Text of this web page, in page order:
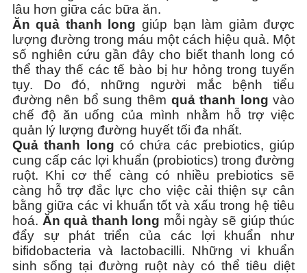
lâu hơn giữa các bữa ăn.
Ăn quả thanh long giúp bạn làm giảm được
lượng đường trong máu một cách hiệu quả. Một
số nghiên cứu gần đây cho biết thanh long có
thể thay thế các tế bào bị hư hỏng trong tuyến
tụy. Do đó, những người mắc bệnh tiểu
đường nên bổ sung thêm quả thanh long vào
chế độ ăn uống của mình nhằm hỗ trợ việc
quản lý lượng đường huyết tối đa nhất.
Quả thanh long có chứa các prebiotics, giúp
cung cấp các lợi khuẩn (probiotics) trong đường
ruột. Khi cơ thể càng có nhiều prebiotics sẽ
càng hỗ trợ đắc lực cho việc cải thiện sự cân
bằng giữa các vi khuẩn tốt và xấu trong hệ tiêu
hoá. Ăn quả thanh long mỗi ngày sẽ giúp thúc
đẩy sự phát triển của các lợi khuẩn như
bifidobacteria và lactobacilli. Những vi khuẩn
sinh sống tại đường ruột này có thể tiêu diệt